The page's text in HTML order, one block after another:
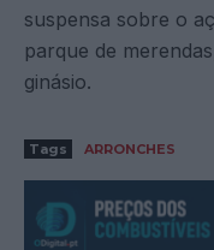
suspensa sobre o
parque de
ginásio.
Tags ARRONCHES